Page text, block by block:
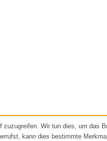
Wir tun dies, um das
kann dies bestimmte